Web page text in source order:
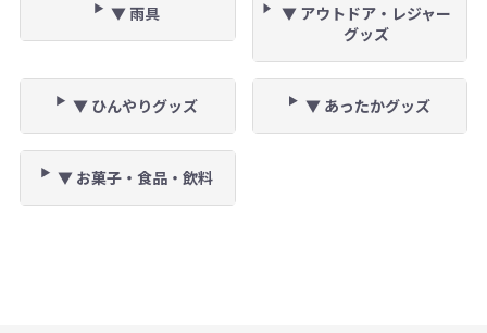
▼ 雨具
▼ アウトドア・レジャー
グッズ
▼ ひんやりグッズ ▼ あったかグッズ
▼ お菓子・食品・飲料